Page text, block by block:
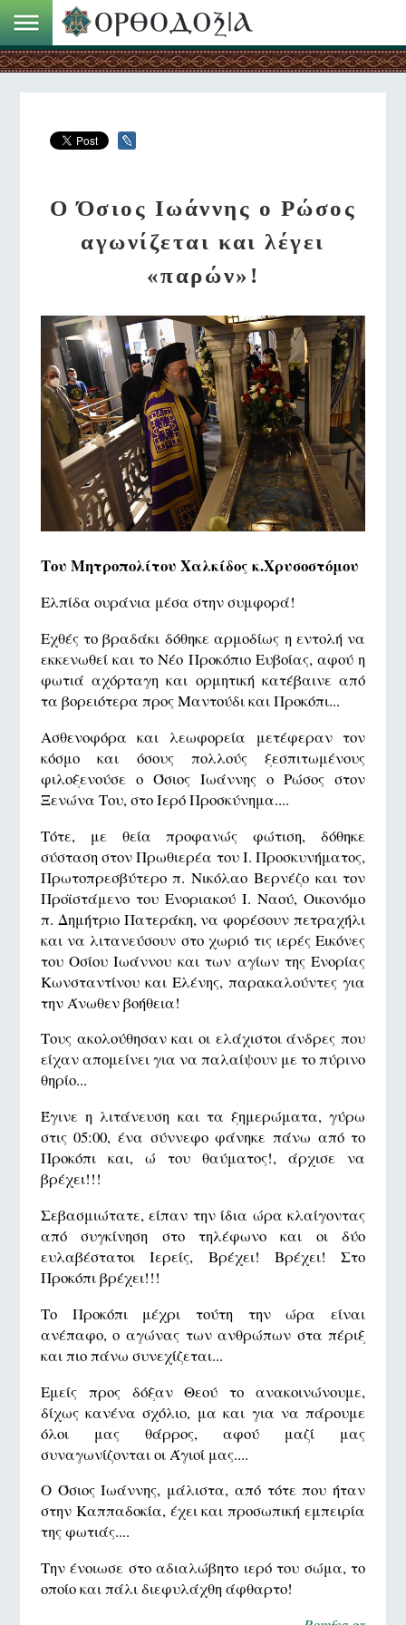
Ο Όσιος Ιωάννης ο Ρώσος
αγωνίζεται και λέγει
«παρών»!
Του Μητροπολίτου Χαλκίδος κ.Χρυσοστόμου
Ελπίδα ουράνια μέσα στην συμφορά!
Εχθές το βραδάκι δόθηκε αρμοδίως η εντολή να
εκκενωθεί και το Νέο Προκόπιο Ευβοίας, αφού η
φωτιά αχόρταγη και ορμητική κατέβαινε από
τα βορειότερα προς Μαντούδι και Προκόπι...
Ασθενοφόρα και λεωφορεία μετέφεραν τον
κόσμο και όσους πολλούς ξεσπιτωμένους
φιλοξενούσε ο Όσιος Ιωάννης ο Ρώσος στον
Ξενώνα Του, στο Ιερό Προσκύνημα....
Τότε, με θεία προφανώς φώτιση, δόθηκε
σύσταση στον Πρωθιερέα του Ι. Προσκυνήματος,
Πρωτοπρεσβύτερο π. Νικόλαο Βερνέζο και τον
Προϊστάμενο του Ενοριακού Ι. Ναού, Οικονόμο
π. Δημήτριο Πατεράκη, να φορέσουν πετραχήλι
και να λιτανεύσουν στο χωριό τις ιερές Εικόνες
του Οσίου Ιωάννου και των αγίων της Ενορίας
Κωνσταντίνου και Ελένης, παρακαλούντες για
την Άνωθεν βοήθεια!
Τους ακολούθησαν και οι ελάχιστοι άνδρες που
είχαν απομείνει για να παλαίψουν με το πύρινο
θηρίο...
Έγινε η λιτάνευση και τα ξημερώματα, γύρω
στις 05:00, ένα σύννεφο φάνηκε πάνω από το
Προκόπι και, ώ του θαύματος!, άρχισε να
βρέχει!!!
Σεβασμιώτατε, είπαν την ίδια ώρα κλαίγοντας
από συγκίνηση στο τηλέφωνο και οι δύο
ευλαβέστατοι Ιερείς, Βρέχει! Βρέχει! Στο
Προκόπι βρέχει!!!
Το Προκόπι μέχρι τούτη την ώρα είναι
ανέπαφο, ο αγώνας των ανθρώπων στα πέριξ
και πιο πάνω συνεχίζεται...
Εμείς προς δόξαν Θεού το ανακοινώνουμε,
δίχως κανένα σχόλιο, μα και για να πάρουμε
όλοι μας θάρρος, αφού μαζί μας
συναγωνίζονται οι Άγιοί μας....
Ο Όσιος Ιωάννης, μάλιστα, από τότε που ήταν
στην Καππαδοκία, έχει και προσωπική εμπειρία
της φωτιάς....
Την ένοιωσε στο αδιαλώβητο ιερό του σώμα, το
οποίο και πάλι διεφυλάχθη άφθαρτο!